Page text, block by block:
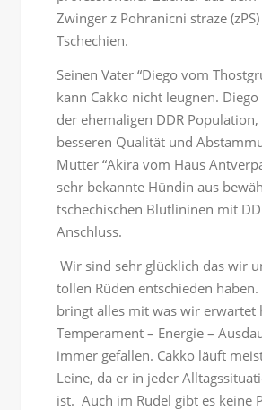
Zwinger z Pohranicni straze
Tschechien.
Seinen Vater “Diego vom
kann Cakko nicht leugnen.
der ehemaligen DDR
besseren Qualität und
Mutter “Akira vom Haus
sehr bekannte Hündin aus
tschechischen Blutlininen mit
Anschluss.
Wir sind sehr glücklich das wir
tollen Rüden entschieden haben.
bringt alles mit was wir erwartet
Temperament – Energie –
immer gefallen. Cakko läuft
Leine, da er in jeder
ist. Auch im Rudel gibt es keine